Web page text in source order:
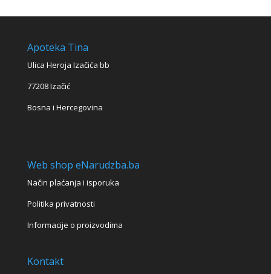
Apoteka Tina
Ulica Heroja Izačića bb
77208 Izačić
Bosna i Hercegovina
Web shop eNarudzba.ba
Način plaćanja i isporuka
Politika privatnosti
Informacije o proizvodima
Kontakt